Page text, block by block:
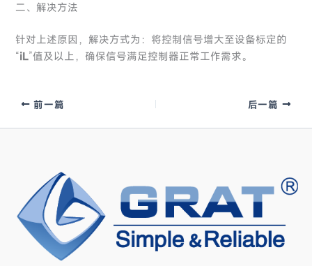
二、解决方法
针对上述原因，解决方式为：将控制信号增大至设备标定的
“iL”值及以上，确保信号满足控制器正常工作需求。
前一篇 后一篇